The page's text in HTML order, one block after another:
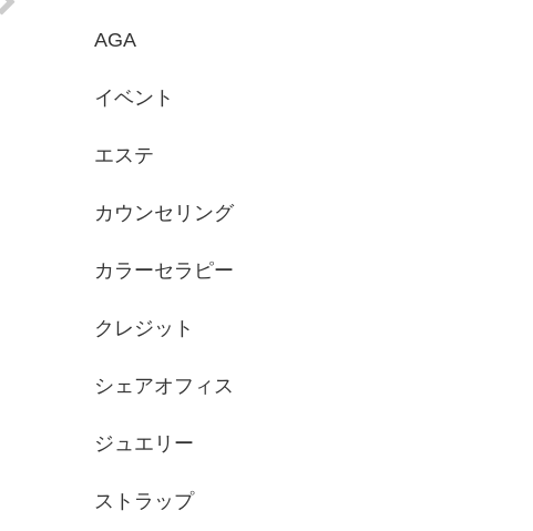
AGA
イベント
エステ
カウンセリング
カラーセラピー
クレジット
シェアオフィス
ジュエリー
ストラップ